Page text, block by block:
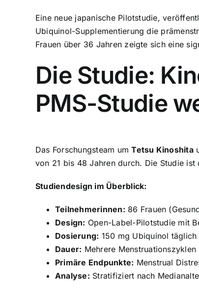
Eine neue japanische Pilotstudie,
Ubiquinol-Supplementierung die
Frauen über 36 Jahren zeigte sich eine
Die Studie:
PMS-Studie
Das Forschungsteam umTetsu Kinoshita
von 21 bis 48 Jahren durch. Die Studie
Studiendesign im Überblick:
Teilnehmerinnen: 86 Frauen
Design: Open-Label-Pilotstudie mit
Dosierung: 150 mg Ubiquinol
Dauer: Mehrere Menstruationszyklen
Primäre Endpunkte: Menstrual
Analyse: Stratifiziert nach